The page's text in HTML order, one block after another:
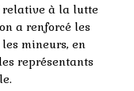
relative à la lutte
a renforcé les
mineurs, en
représentants